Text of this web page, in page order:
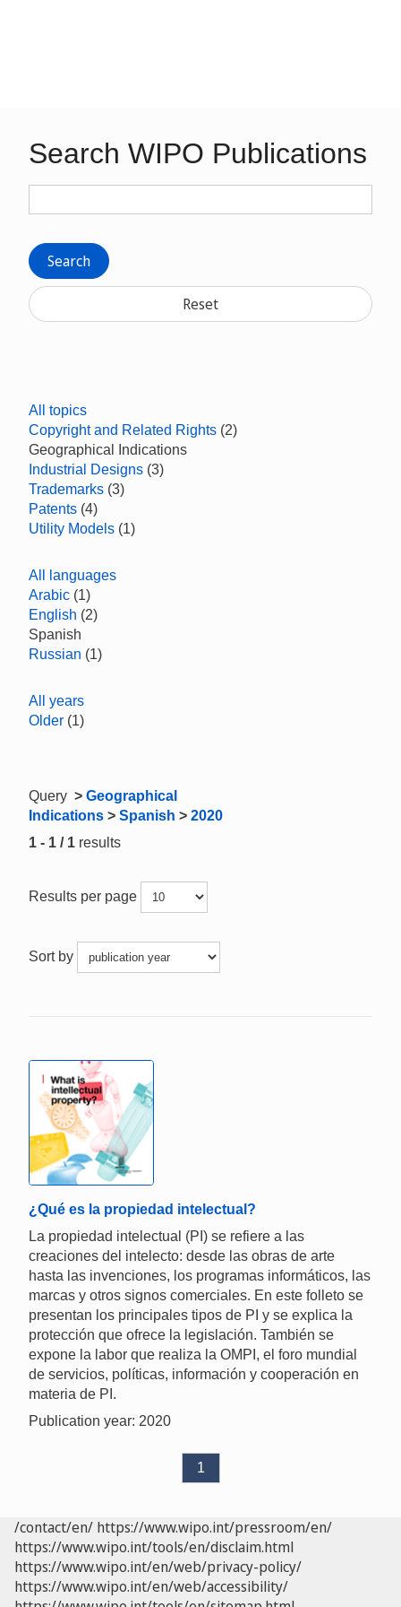
Search WIPO Publications
Search
Reset
All topics
Copyright and Related Rights (2)
Geographical Indications
Industrial Designs (3)
Trademarks (3)
Patents (4)
Utility Models (1)
All languages
Arabic (1)
English (2)
Spanish
Russian (1)
All years
Older (1)
Query > Geographical
Indications > Spanish > 2020
1 - 1 / 1 results
Results per page
Sort by
¿Qué es la propiedad intelectual?
La propiedad intelectual (PI) se refiere a las
creaciones del intelecto: desde las obras de arte
hasta las invenciones, los programas informáticos, las
marcas y otros signos comerciales. En este folleto se
presentan los principales tipos de PI y se explica la
protección que ofrece la legislación. También se
expone la labor que realiza la OMPI, el foro mundial
de servicios, políticas, información y cooperación en
materia de PI.
Publication year: 2020
1
/contact/en/ https://www.wipo.int/pressroom/en/
https://www.wipo.int/tools/en/disclaim.html
https://www.wipo.int/en/web/privacy-policy/
https://www.wipo.int/en/web/accessibility/